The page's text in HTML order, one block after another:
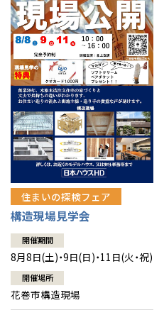
住まいの探検フェア
構造現場見学会
開催期間
8月8日(土)・9日(日)・11日(火・祝)
開催場所
花巻市構造現場